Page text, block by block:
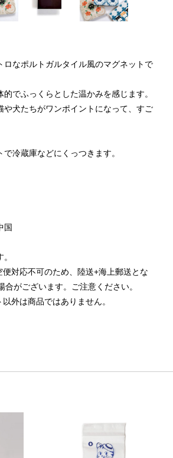
ロなポルトガルタイル風のマグネットで
でふっくらとした温かみを感じます。
や犬たちがワンポイントになって、すご
冷蔵庫などにくっつきます。
国
対応不可のため、陸送+海上郵送とな
合がございます。ご注意ください。
外は商品ではありません。